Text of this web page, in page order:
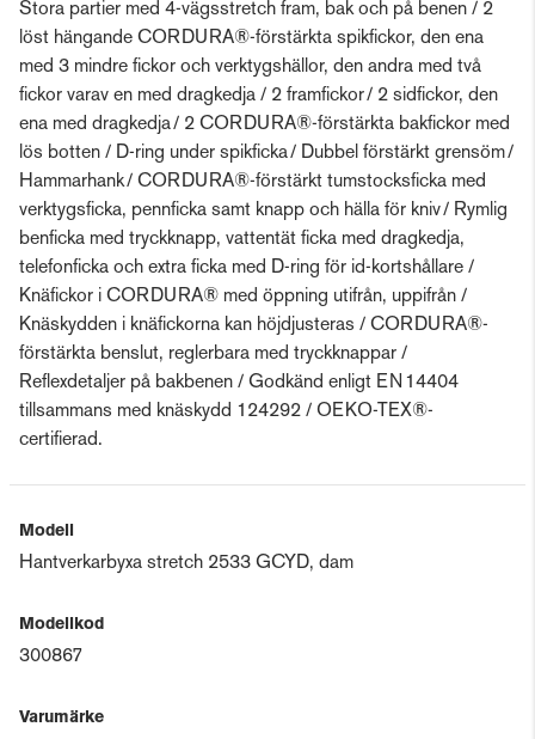
Stora partier med 4-vägsstretch fram, bak och på benen / 2
löst hängande CORDURA®-förstärkta spikfickor, den ena
med 3 mindre fickor och verktygshällor, den andra med två
fickor varav en med dragkedja / 2 framfickor / 2 sidfickor, den
ena med dragkedja / 2 CORDURA®-förstärkta bakfickor med
lös botten / D-ring under spikficka / Dubbel förstärkt grensöm /
Hammarhank / CORDURA®-förstärkt tumstocksficka med
verktygsficka, pennficka samt knapp och hälla för kniv / Rymlig
benficka med tryckknapp, vattentät ficka med dragkedja,
telefonficka och extra ficka med D-ring för id-kortshållare /
Knäfickor i CORDURA® med öppning utifrån, uppifrån /
Knäskydden i knäfickorna kan höjdjusteras / CORDURA®-
förstärkta benslut, reglerbara med tryckknappar /
Reflexdetaljer på bakbenen / Godkänd enligt EN 14404
tillsammans med knäskydd 124292 / OEKO-TEX®-
certifierad.
Modell
Hantverkarbyxa stretch 2533 GCYD, dam
Modellkod
300867
Varumärke